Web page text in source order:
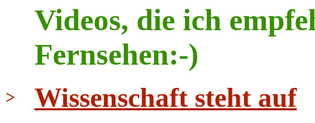
Videos, die ich
Fernsehen:-)
> Wissenschaft steht auf